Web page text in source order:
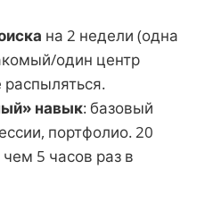
на 2 недели (одна
один центр
распыляться.
навык: базовый
портфолио. 20
5 часов раз в